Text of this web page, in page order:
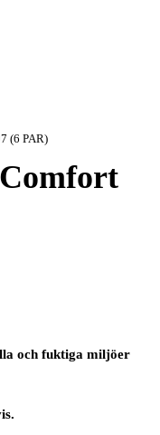
(6 PAR)
och fuktiga miljöer